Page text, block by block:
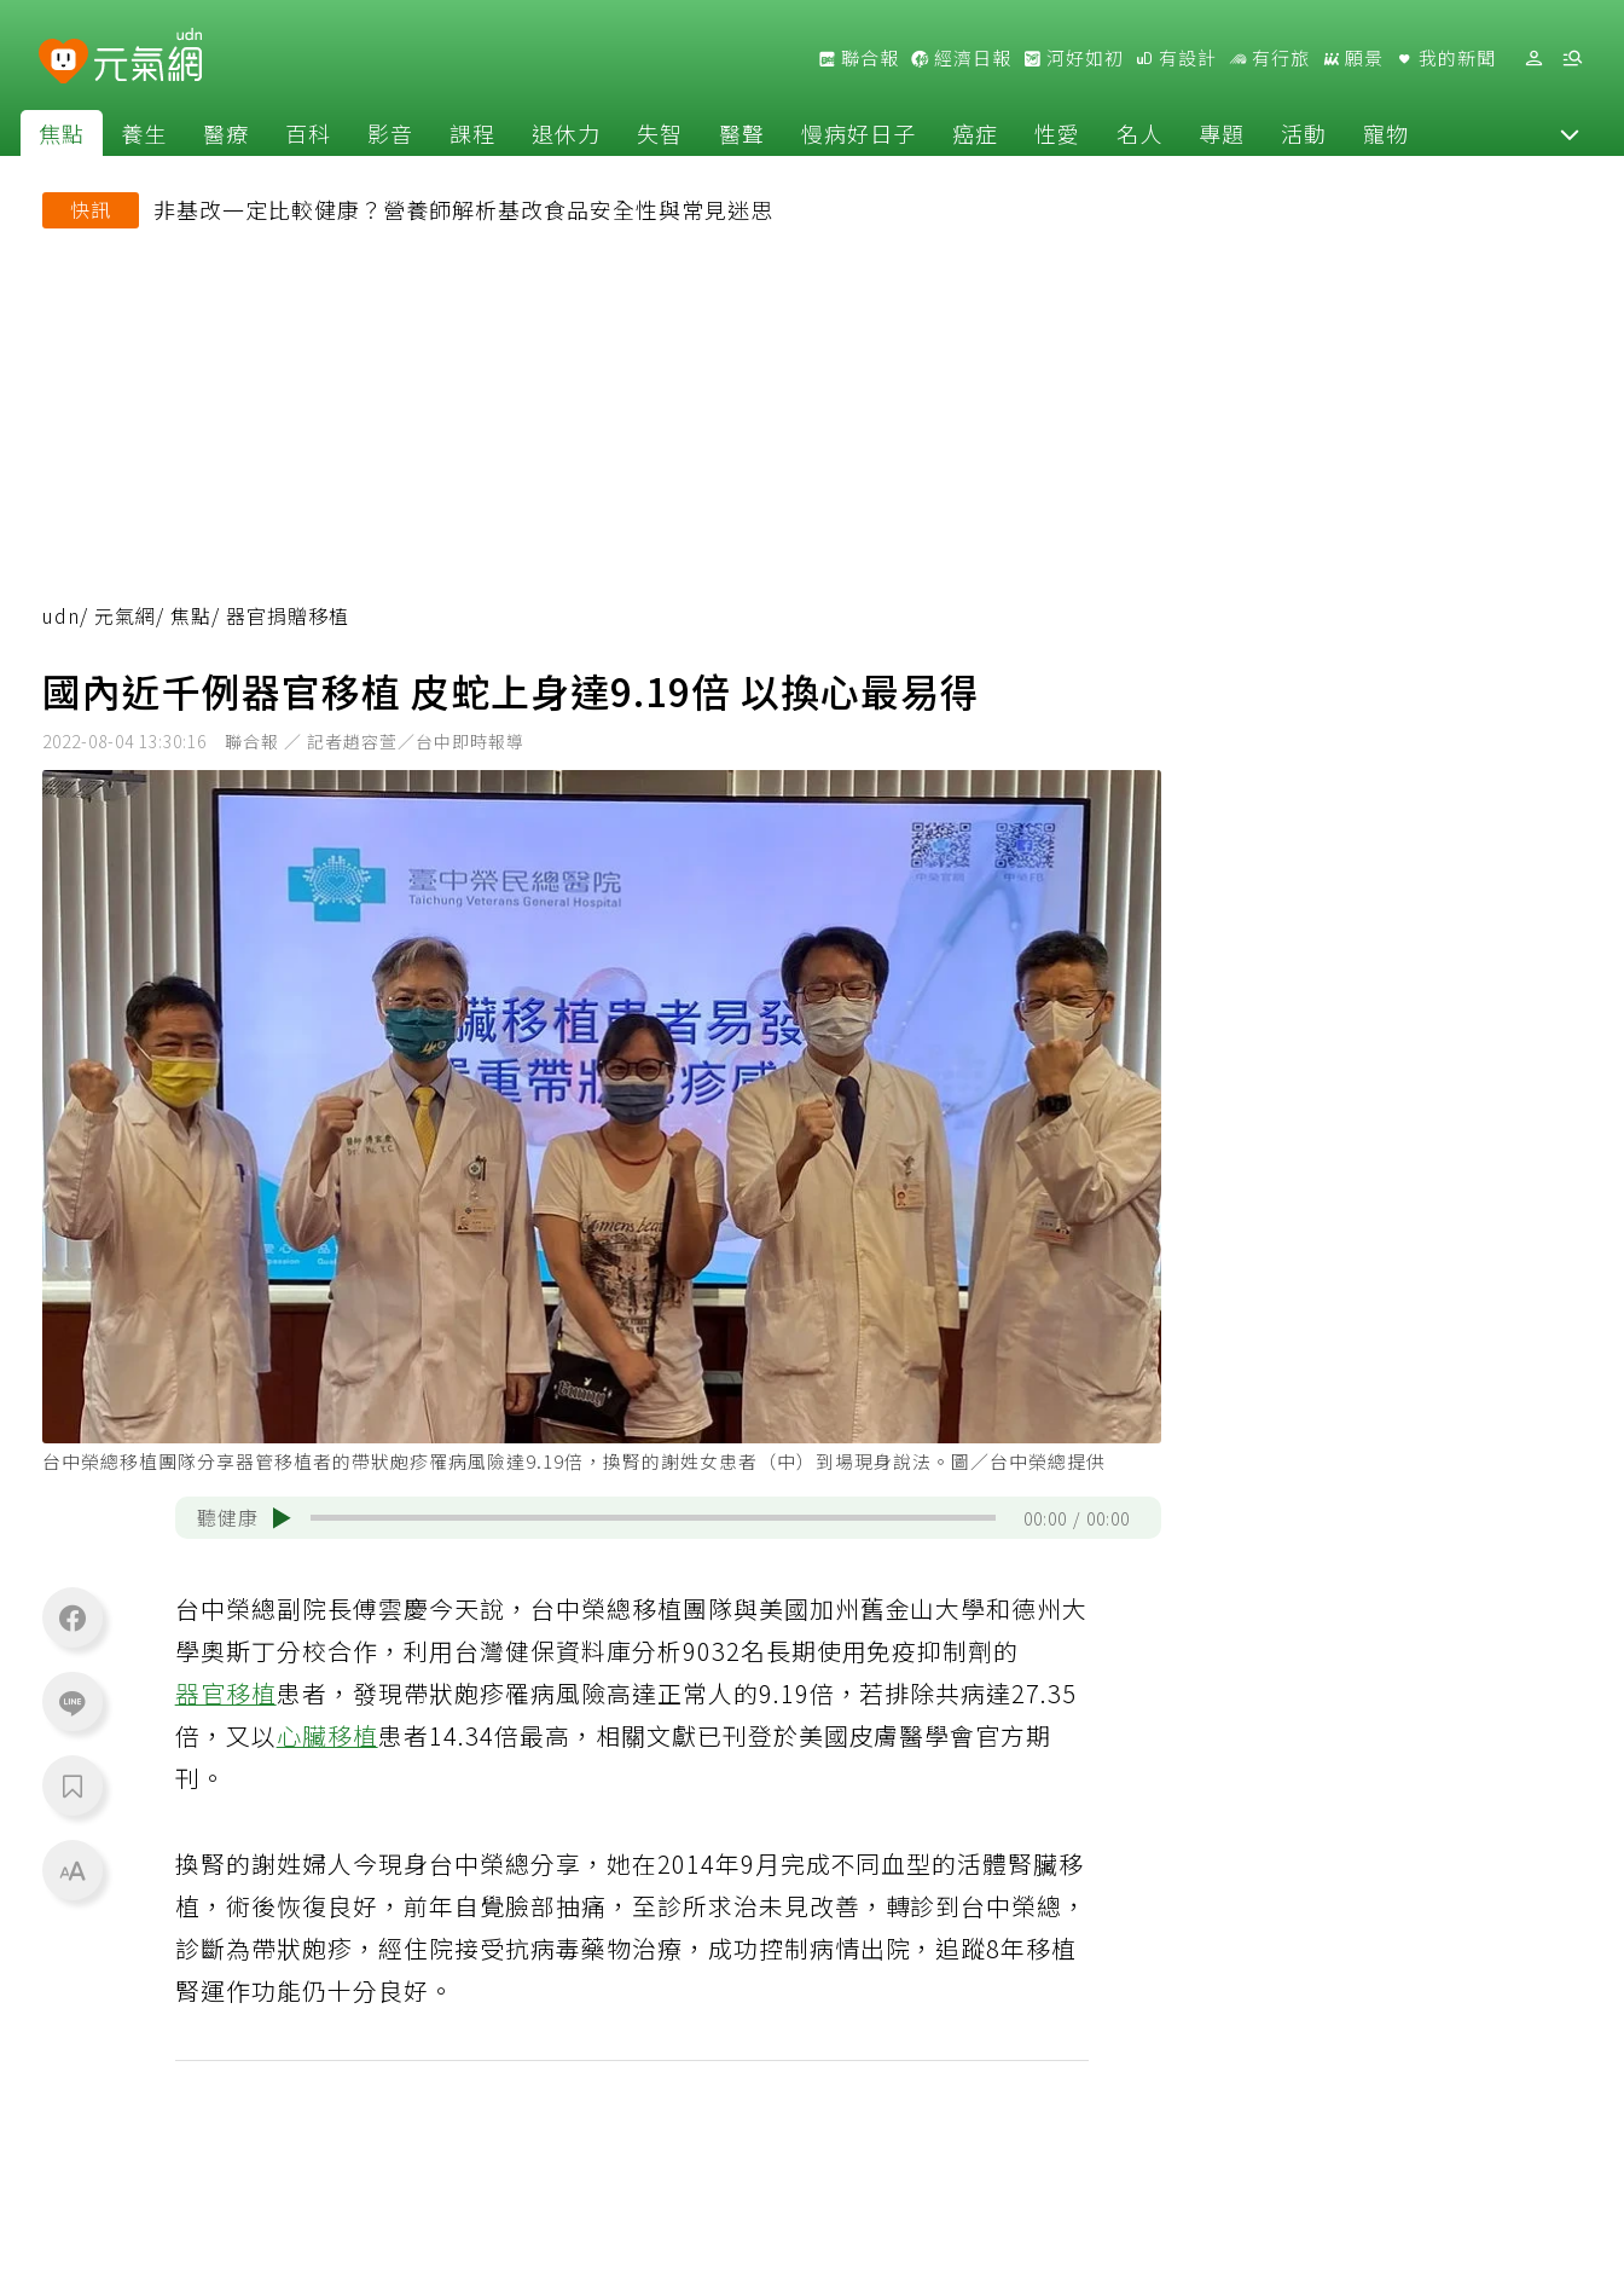
聯合報 經濟日報 河好如初 有設計 有行旅 願景 我的新聞
焦點 養生 醫療 百科 影音 課程 退休力 失智 醫聲 慢病好日子 癌症 性愛 名人 專題 活動 寵物
快訊 非基改一定比較健康？營養師解析基改食品安全性與常見迷思
udn/ 元氣網/ 焦點/ 器官捐贈移植
國內近千例器官移植 皮蛇上身達9.19倍 以換心最易得
2022-08-04 13:30:16 聯合報 ／ 記者趙容萱／台中即時報導
台中榮總移植團隊分享器管移植者的帶狀皰疹罹病風險達9.19倍，換腎的謝姓女患者（中）到場現身說法。圖／台中榮總提供
聽健康 00:00 00:00
台中榮總副院長傅雲慶今天說，台中榮總移植團隊與美國加州舊金山大學和德州大
學奧斯丁分校合作，利用台灣健保資料庫分析9032名長期使用免疫抑制劑的
器官移植患者，發現帶狀皰疹罹病風險高達正常人的9.19倍，若排除共病達27.35
倍，又以心臟移植患者14.34倍最高，相關文獻已刊登於美國皮膚醫學會官方期
刊。
換腎的謝姓婦人今現身台中榮總分享，她在2014年9月完成不同血型的活體腎臟移
植，術後恢復良好，前年自覺臉部抽痛，至診所求治未見改善，轉診到台中榮總，
診斷為帶狀皰疹，經住院接受抗病毒藥物治療，成功控制病情出院，追蹤8年移植
腎運作功能仍十分良好。